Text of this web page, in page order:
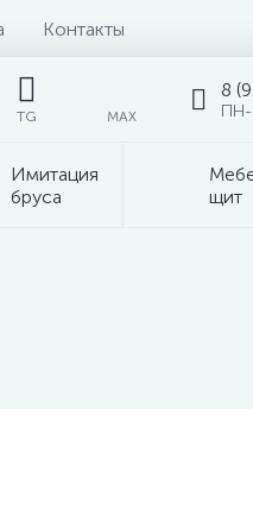
Контакты
TG MAX
8
ПН-
Имитация
бруса
щит